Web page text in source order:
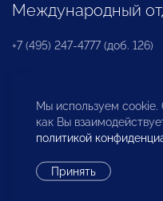
Международный
+7 (495) 247-4777 (доб. 126)
Бюро по защите
инвесторов
Мы используем cookie.
как Вы
политикой
Принять